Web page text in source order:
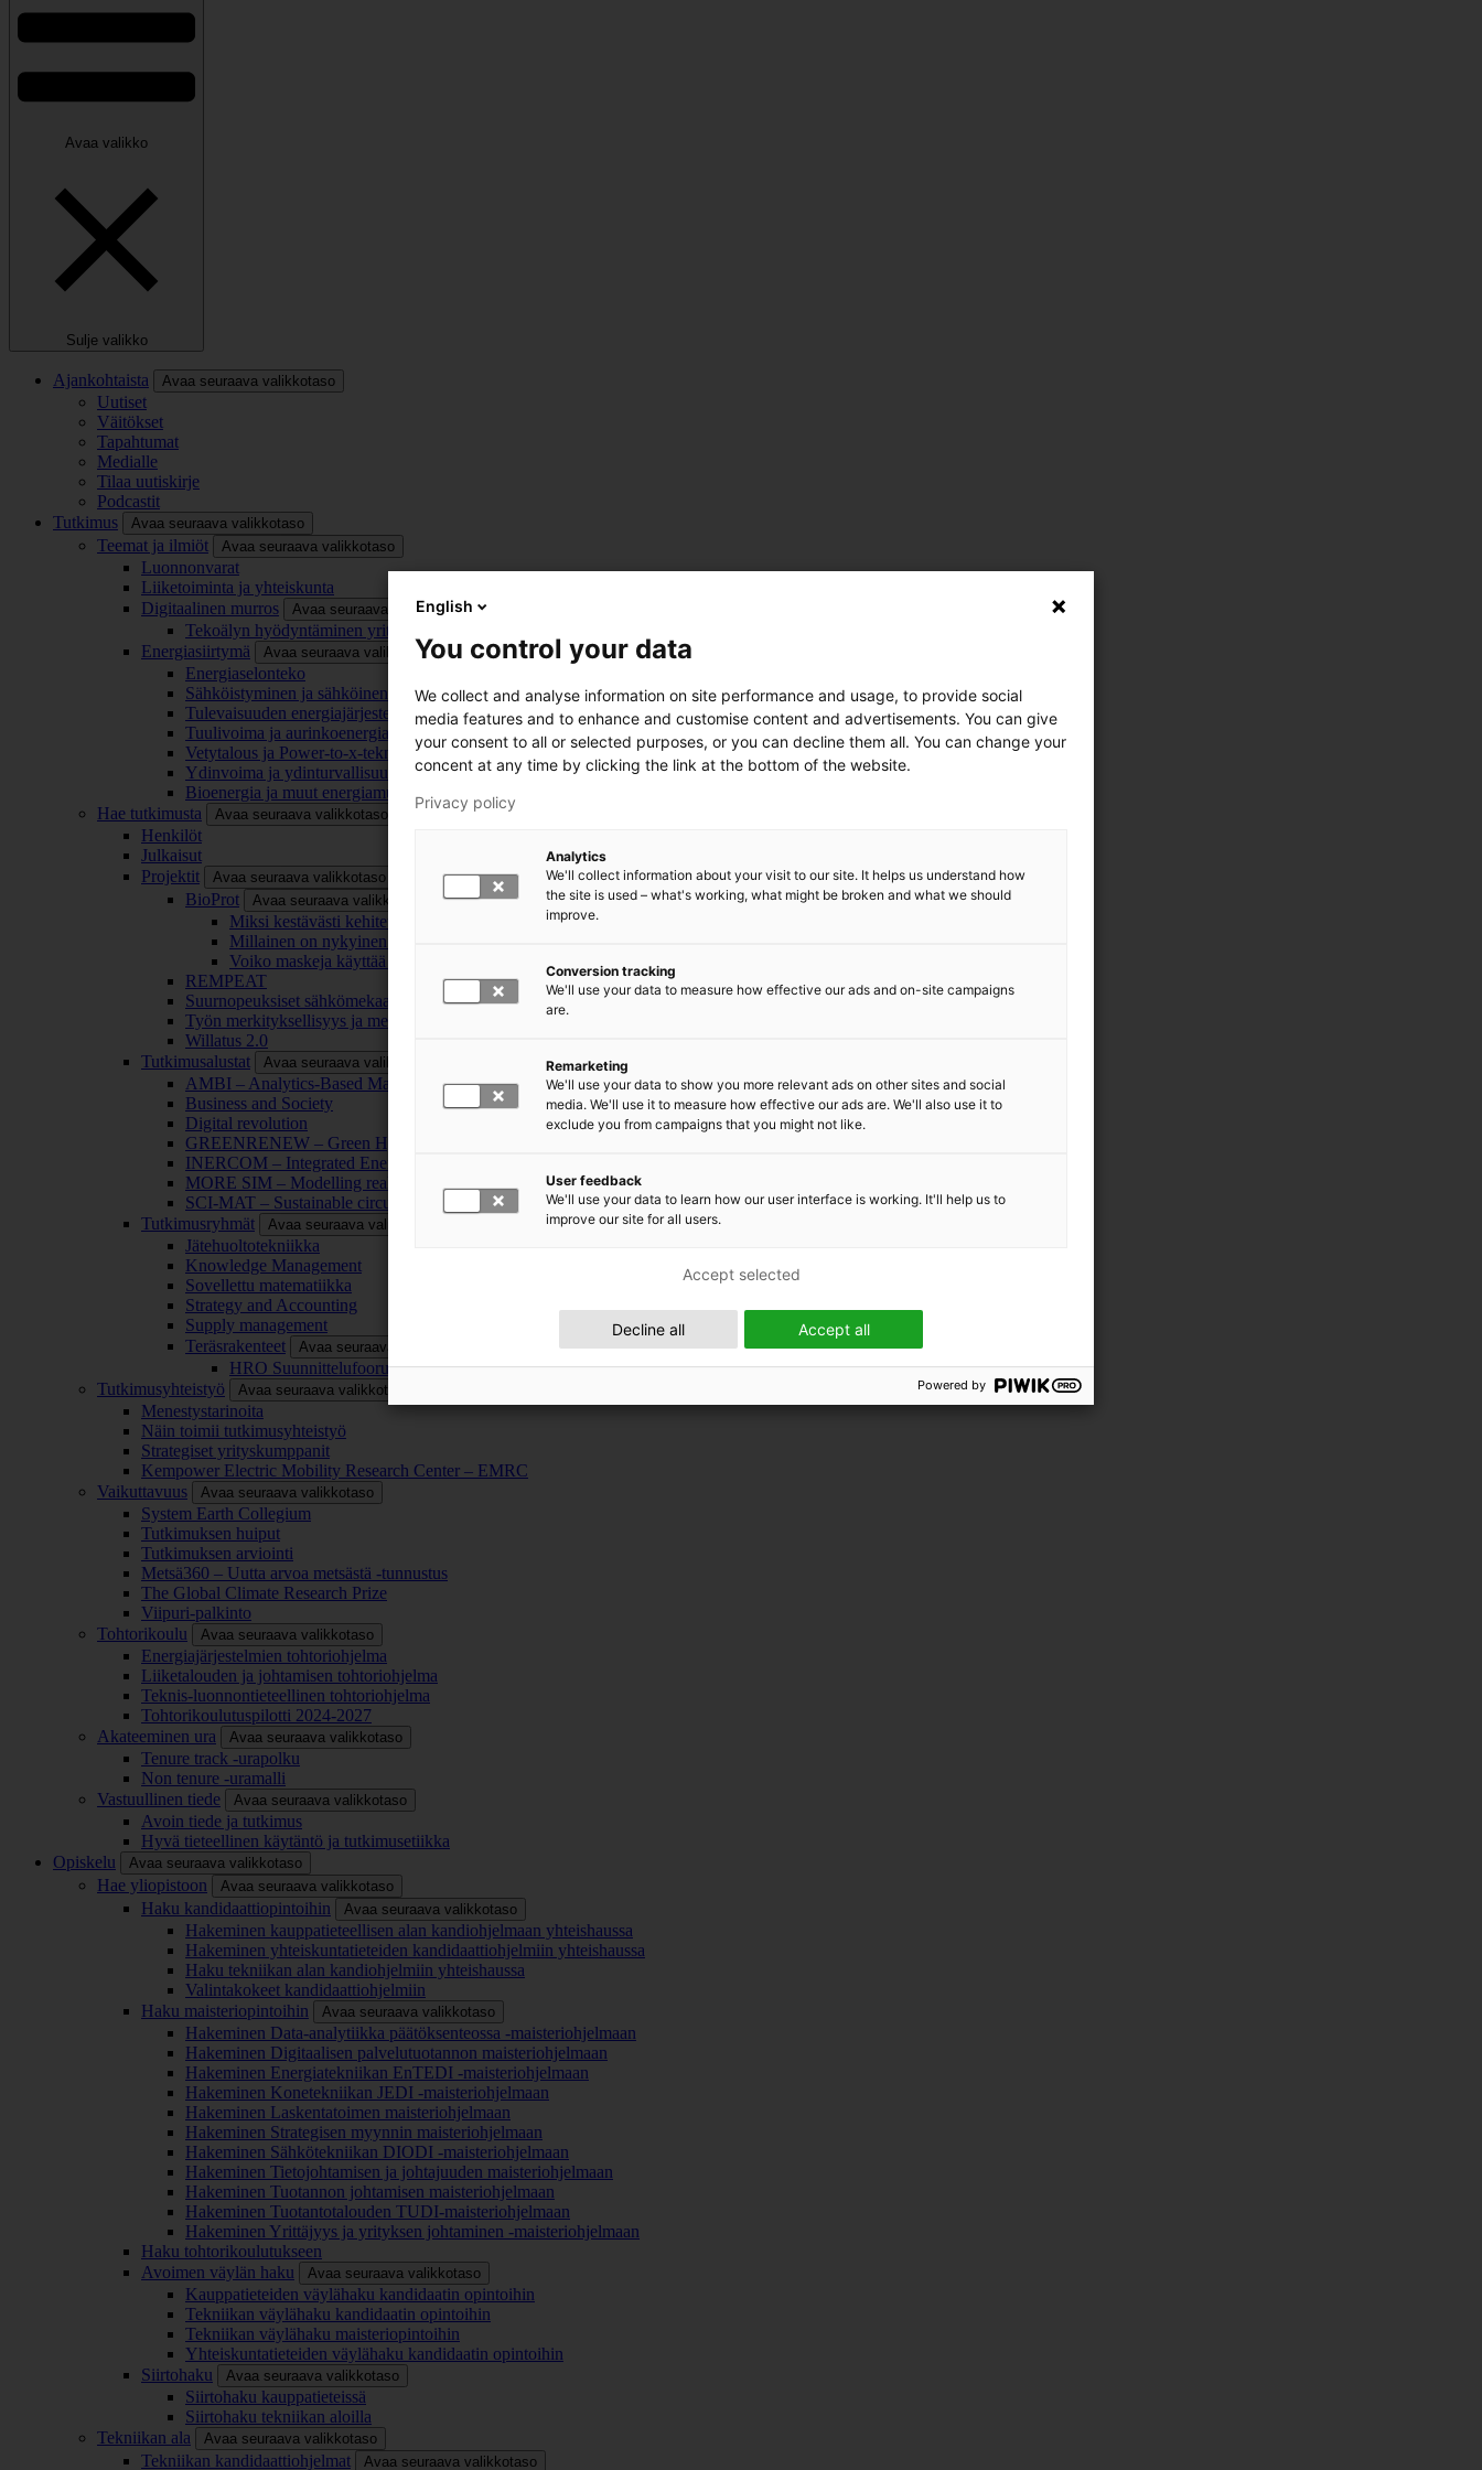
Avaa valikko
Sulje valikko
Ajankohtaista Avaa seuraava valikkotaso
Uutiset
Väitökset
Tapahtumat
Medialle
Tilaa uutiskirje
Podcastit
Tutkimus
Avaa seuraava valikkotaso
Teemat ja ilmiöt Avaa seuraava valikkotaso
Luonnonvarat
Liiketoiminta ja yhteiskunta
Digitaalinen murros
Avaa seuraava valikkotaso
Tekoälyn hyödyntäminen yrityksissä
Energiasiirtymä
Avaa seuraava valikkotaso
Energiaselonteko
Sähköistyminen ja sähköinen liikenne
Tulevaisuuden energiajärjestelmä
Tuulivoima ja aurinkoenergia
Vetytalous ja Power-to-x-teknologia
Ydinvoima ja ydinturvallisuus
Bioenergia ja muut energiamuodot
Hae tutkimusta
Avaa seuraava valikkotaso
Henkilöt
Julkaisut
Projektit
Avaa seuraava valikkotaso
BioProt Avaa seuraava valikkotaso
Miksi kestävästi kehitetty maski on tärkeä?
Millainen on nykyinen ja tulevaisuuden kasvomaski?
Voiko maskeja käyttää uudelleen ja kierrättää?
REMPEAT
Suurnopeuksiset sähkömekaaniset energianmuunnosjärjestelmät
Työn merkityksellisyys ja merkityksettömyys
Willatus 2.0
Tutkimusalustat
Avaa seuraava valikkotaso
AMBI – Analytics-Based Management for Business and Manufacturing Industry
Business and Society
Digital revolution
GREENRENEW – Green Hydrogen and CO2 for Industry Renewal
INERCOM – Integrated Energy Conversion Machinery
MORE SIM – Modelling reality through simulation
SCI-MAT – Sustainable circularity of inorganic materials
Tutkimusryhmät
Avaa seuraava valikkotaso
Jätehuoltotekniikka
Knowledge Management
Sovellettu matematiikka
Strategy and Accounting
Supply management
Teräsrakenteet
Avaa seuraava valikkotaso
HRO Suunnittelufoorumi
Tutkimusyhteistyö
Avaa seuraava valikkotaso
Menestystarinoita
Näin toimii tutkimusyhteistyö
Strategiset yrityskumppanit
Kempower Electric Mobility Research Center – EMRC
Vaikuttavuus
Avaa seuraava valikkotaso
System Earth Collegium
Tutkimuksen huiput
Tutkimuksen arviointi
Metsä360 – Uutta arvoa metsästä -tunnustus
The Global Climate Research Prize
Viipuri-palkinto
Tohtorikoulu
Avaa seuraava valikkotaso
Energiajärjestelmien tohtoriohjelma
Liiketalouden ja johtamisen tohtoriohjelma
Teknis-luonnontieteellinen tohtoriohjelma
Tohtorikoulutuspilotti 2024-2027
Akateeminen ura
Avaa seuraava valikkotaso
Tenure track -urapolku
Non tenure -uramalli
Vastuullinen tiede
Avaa seuraava valikkotaso
Avoin tiede ja tutkimus
Hyvä tieteellinen käytäntö ja tutkimusetiikka
Opiskelu
Avaa seuraava valikkotaso
Hae yliopistoon Avaa seuraava valikkotaso
Haku kandidaattiopintoihin Avaa seuraava valikkotaso
Hakeminen kauppatieteellisen alan kandiohjelmaan yhteishaussa
Hakeminen yhteiskuntatieteiden kandidaattiohjelmiin yhteishaussa
Haku tekniikan alan kandiohjelmiin yhteishaussa
Valintakokeet kandidaattiohjelmiin
Haku maisteriopintoihin
Avaa seuraava valikkotaso
Hakeminen Data-analytiikka päätöksenteossa -maisteriohjelmaan
Hakeminen Digitaalisen palvelutuotannon maisteriohjelmaan
Hakeminen Energiatekniikan EnTEDI -maisteriohjelmaan
Hakeminen Konetekniikan JEDI -maisteriohjelmaan
Hakeminen Laskentatoimen maisteriohjelmaan
Hakeminen Strategisen myynnin maisteriohjelmaan
Hakeminen Sähkötekniikan DIODI -maisteriohjelmaan
Hakeminen Tietojohtamisen ja johtajuuden maisteriohjelmaan
Hakeminen Tuotannon johtamisen maisteriohjelmaan
Hakeminen Tuotantotalouden TUDI-maisteriohjelmaan
Hakeminen Yrittäjyys ja yrityksen johtaminen -maisteriohjelmaan
Haku tohtorikoulutukseen
Avoimen väylän haku
Avaa seuraava valikkotaso
Kauppatieteiden väylähaku kandidaatin opintoihin
Tekniikan väylähaku kandidaatin opintoihin
Tekniikan väylähaku maisteriopintoihin
Yhteiskuntatieteiden väylähaku kandidaatin opintoihin
Siirtohaku
Avaa seuraava valikkotaso
Siirtohaku kauppatieteissä
Siirtohaku tekniikan aloilla
Tekniikan ala
Avaa seuraava valikkotaso
Tekniikan kandidaattiohjelmat Avaa seuraava valikkotaso
English
You control your data
We collect and analyse information on site performance and usage, to provide social
media features and to enhance and customise content and advertisements. You can give
your consent to all or selected purposes, or you can decline them all. You can change your
concent at any time by clicking the link at the bottom of the website.
Privacy policy
Analytics
We'll collect information about your visit to our site. It helps us understand how
the site is used – what's working, what might be broken and what we should
improve.
Conversion tracking
We'll use your data to measure how effective our ads and on-site campaigns
are.
Remarketing
We'll use your data to show you more relevant ads on other sites and social
media. We'll use it to measure how effective our ads are. We'll also use it to
exclude you from campaigns that you might not like.
User feedback
We'll use your data to learn how our user interface is working. It'll help us to
improve our site for all users.
Accept all
Decline all
Accept selected
Powered by